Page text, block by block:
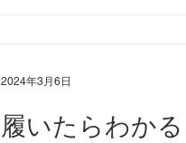
履いたらわか
2024年3月6日